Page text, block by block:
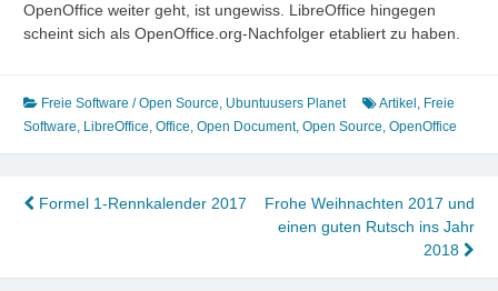
OpenOffice weiter geht, ist ungewiss. LibreOffice hingegen
scheint sich als OpenOffice.org-Nachfolger etabliert zu haben.
Freie Software / Open Source, Ubuntuusers Planet Artikel , Freie
Software, LibreOffice, Office, Open Document, Open Source, OpenOffice
Beitragsnavigation
Formel 1-Rennkalender 2017
Frohe Weihnachten 2017 und
einen guten Rutsch ins Jahr
2018